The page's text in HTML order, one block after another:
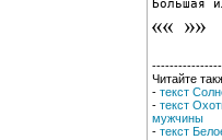
Большая
Читайте
- текст
- текст
мужчины
- текст